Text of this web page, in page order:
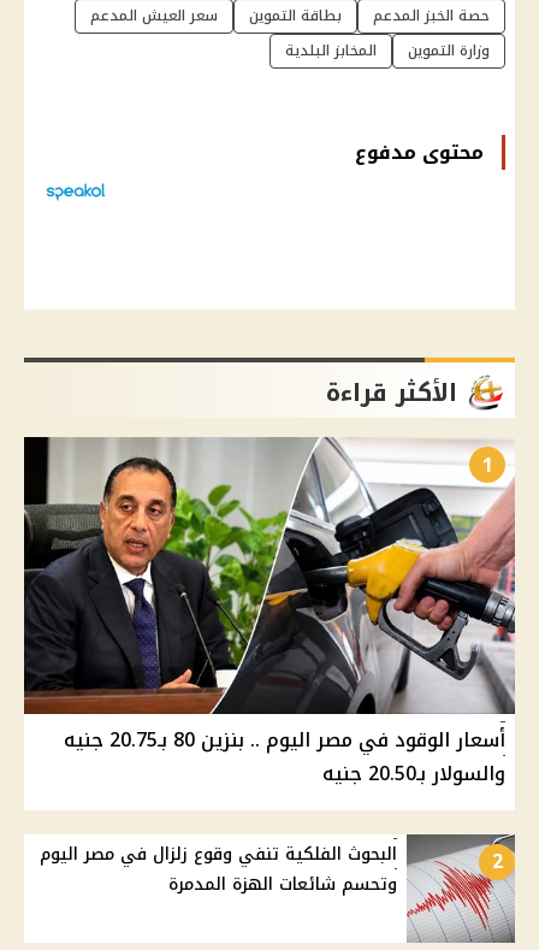
حصة الخبز المدعم
بطاقة التموين
سعر العيش المدعم
وزارة التموين
المخابز البلدية
محتوى مدفوع
الأكثر قراءة
1
أسعار الوقود في مصر اليوم .. بنزين 80 بـ20.75 جنيه
والسولار بـ20.50 جنيه
2
البحوث الفلكية تنفي وقوع زلزال في مصر اليوم
وتحسم شائعات الهزة المدمرة